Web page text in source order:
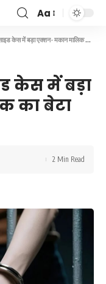
Font
Resizer
Aa
में बड़ा एक्शन- मकान मालिक का बेटा गिरफ्तार
केस में बड़ा
का बेटा
2 Min Read